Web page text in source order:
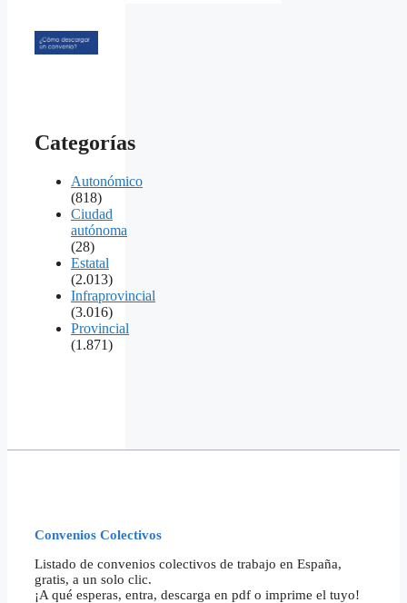
Categorías
Autonómico
(818)
Ciudad
autónoma
(28)
Estatal
(2.013)
Infraprovincial
(3.016)
Provincial
(1.871)
Convenios Colectivos
Listado de convenios colectivos de trabajo en España,
gratis, a un solo clic.
¡A qué esperas, entra, descarga en pdf o imprime el tuyo!